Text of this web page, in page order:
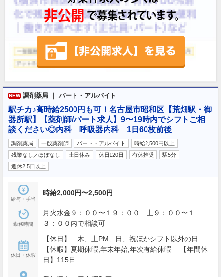
NEW 調剤薬局 ｜ パート・アルバイト
駅チカ♪高時給2500円も可！名古屋市昭和区【荒畑駅・御
器所駅】【薬剤師/パート求人】9〜19時内でシフトご相
談ください◎内科 呼吸器内科 1日60枚前後
調剤薬局 一般薬剤師 パート・アルバイト
時給2,500円以上
残業なし／ほぼなし
土日休み 休日120日 有休推奨
駅5分
週休2.5日以上
給与・手当
時給2,000円〜2,500円
勤務時間
月火水金９：００〜１９：００ 土９：００〜１
３：００内で相談可
休日・休暇
【休日】 木、土PM、日、祝ほかシフト以外の日
【休暇】夏期休暇,年末年始,年次有給休暇 【年間休
日】115日